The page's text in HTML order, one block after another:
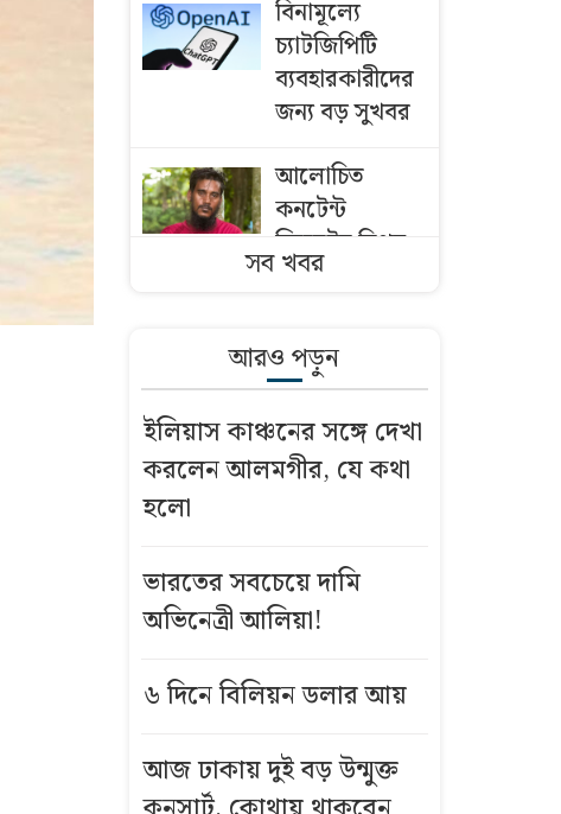
বিনামূল্যে
চ্যাটজিপিটি
ব্যবহারকারীদের
জন্য বড় সুখবর
আলোচিত
কনটেন্ট
ক্রিয়েটর রিপন
মিয়া গ্রেফতার
বিএনপির নারী
এমপিকে আইনি
আসিফ মাহমুদ
যাচ্ছেন? মুখ
খুললেন মেসি
ডিজি কে এই
জুলাই তথ্যচিত্র
সব খবর
আরও পড়ুন
ইলিয়াস কাঞ্চনের সঙ্গে দেখা
করলেন আলমগীর, যে কথা
হলো
ভারতের সবচেয়ে দামি
অভিনেত্রী আলিয়া!
৬ দিনে বিলিয়ন ডলার আয়
আজ ঢাকায় দুই বড় উন্মুক্ত